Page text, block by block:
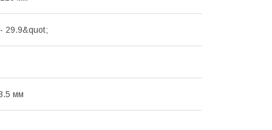
29.9&quot;
мм